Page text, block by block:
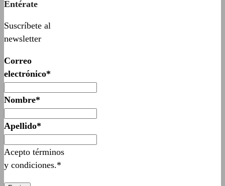
Entérate
Suscríbete al
newsletter
Correo
electrónico*
Nombre*
Apellido*
Acepto términos
y condiciones.*